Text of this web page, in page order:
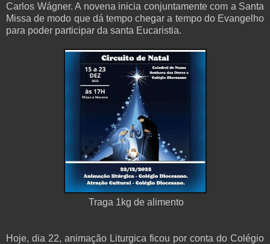
Carlos Wágner. A novena inicia conjuntamente com a Santa
Missa de modo que dá tempo chegar a tempo do Evangelho
para poder participar da santa Eucaristia.
Traga 1kg de alimento
Hoje, dia 22, animação Liturgica ficou por conta do Colégio